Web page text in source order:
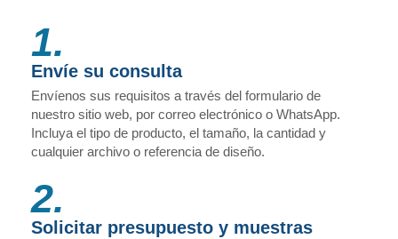
1.
Envíe su consulta
Envíenos sus requisitos a través del formulario de
nuestro sitio web, por correo electrónico o WhatsApp.
Incluya el tipo de producto, el tamaño, la cantidad y
cualquier archivo o referencia de diseño.
2.
Solicitar presupuesto y muestras